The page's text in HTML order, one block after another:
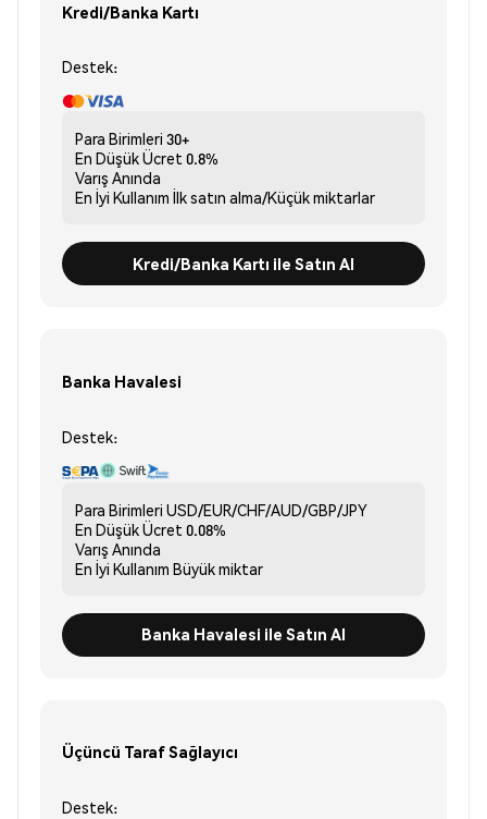
Kredi/Banka Kartı
Destek:
Para Birimleri 30+
En Düşük Ücret 0.8%
Varış Anında
En İyi Kullanım İlk satın alma/Küçük miktarlar
Kredi/Banka Kartı ile Satın Al
Banka Havalesi
Destek:
Para Birimleri USD/EUR/CHF/AUD/GBP/JPY
En Düşük Ücret 0.08%
Varış Anında
En İyi Kullanım Büyük miktar
Banka Havalesi ile Satın Al
Üçüncü Taraf Sağlayıcı
Destek: